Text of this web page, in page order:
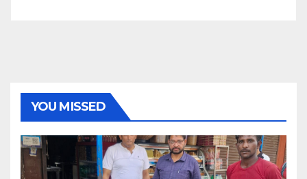
YOU MISSED